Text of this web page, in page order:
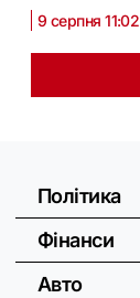
9 серпня 11:02
Політика
Фінанси
Авто